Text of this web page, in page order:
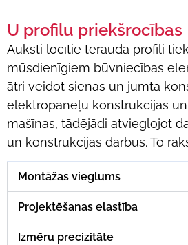
U profilu priekšrocības
Auksti locītie tērauda profili
mūsdienīgiem būvniecības
ātri veidot sienas un jumta
elektropaneļu konstrukcijas
mašīnas, tādējādi atvieglojot
un konstrukcijas darbus. To
Montāžas vieglums
Projektēšanas elastība
Izmēru precizitāte